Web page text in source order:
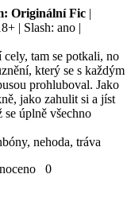
Originální Fic |
| Slash: ano |
tam se potkali, no
který se s každým
prohluboval. Jako
jako zahulit si a jíst
úplně všechno
nehoda, tráva
0